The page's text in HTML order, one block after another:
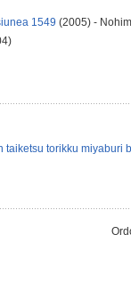
1549 (2005) -
taiketsu torikku miyaburi